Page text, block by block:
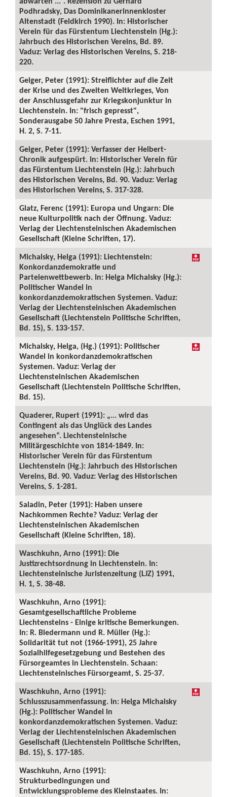
Podhradsky, Das Dominikanerinnenkloster
Altenstadt (Feldkirch 1990). In: Historischer
Verein für das Fürstentum Liechtenstein (Hg.):
Jahrbuch des Historischen Vereins, Bd. 89.
Vaduz: Verlag des Historischen Vereins, S. 218-
220.
Geiger, Peter (1991): Streiflichter auf die Zeit
der Krise und des Zweiten Weltkrieges, Von
der Anschlussgefahr zur Kriegskonjunktur in
Liechtenstein. In: "frisch gepresst",
Sonderausgabe 50 Jahre Presta, Eschen 1991,
H. 2, S. 7-11.
Geiger, Peter (1991): Verfasser der Helbert-
Chronik aufgespürt. In: Historischer Verein für
das Fürstentum Liechtenstein (Hg.): Jahrbuch
des Historischen Vereins, Bd. 90. Vaduz: Verlag
des Historischen Vereins, S. 317-328.
Glatz, Ferenc (1991): Europa und Ungarn: Die
neue Kulturpolitik nach der Öffnung. Vaduz:
Verlag der Liechtensteinischen Akademischen
Gesellschaft (Kleine Schriften, 17).
Michalsky, Helga (1991): Liechtenstein:
Konkordanzdemokratie und
Parteienwettbewerb. In: Helga Michalsky (Hg.):
Politischer Wandel in
konkordanzdemokratischen Systemen. Vaduz:
Verlag der Liechtensteinischen Akademischen
Gesellschaft (Liechtenstein Politische Schriften,
Bd. 15), S. 133-157.
Michalsky, Helga, (Hg.) (1991): Politischer
Wandel in konkordanzdemokratischen
Systemen. Vaduz: Verlag der
Liechtensteinischen Akademischen
Gesellschaft (Liechtenstein Politische Schriften,
Bd. 15).
Quaderer, Rupert (1991): „... wird das
Contingent als das Unglück des Landes
angesehen“. Liechtensteinische
Militärgeschichte von 1814-1849. In:
Historischer Verein für das Fürstentum
Liechtenstein (Hg.): Jahrbuch des Historischen
Vereins, Bd. 90. Vaduz: Verlag des Historischen
Vereins, S. 1-281.
Saladin, Peter (1991): Haben unsere
Nachkommen Rechte? Vaduz: Verlag der
Liechtensteinischen Akademischen
Gesellschaft (Kleine Schriften, 18).
Waschkuhn, Arno (1991): Die
Justizrechtsordnung in Liechtenstein. In:
Liechtensteinische Juristenzeitung (LJZ) 1991,
H. 1, S. 38-48.
Waschkuhn, Arno (1991):
Gesamtgesellschaftliche Probleme
Liechtensteins - Einige kritische Bemerkungen.
In: R. Biedermann und R. Müller (Hg.):
Solidarität tut not (1966-1991), 25 Jahre
Sozialhilfegesetzgebung und Bestehen des
Fürsorgeamtes in Liechtenstein. Schaan:
Liechtensteinisches Fürsorgeamt, S. 25-37.
Waschkuhn, Arno (1991):
Schlusszusammenfassung. In: Helga Michalsky
(Hg.): Politischer Wandel in
konkordanzdemokratischen Systemen. Vaduz:
Verlag der Liechtensteinischen Akademischen
Gesellschaft (Liechtenstein Politische Schriften,
Bd. 15), S. 177-185.
Waschkuhn, Arno (1991):
Strukturbedingungen und
Entwicklungsprobleme des Kleinstaates. In: